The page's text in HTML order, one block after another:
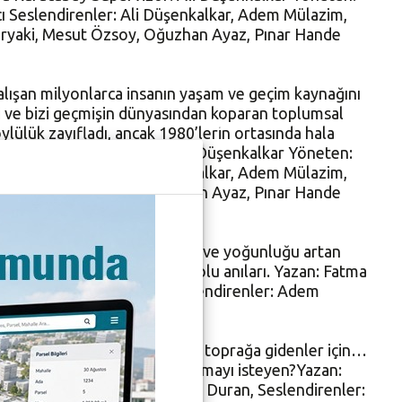
Seslendirenler: Ali Düşenkalkar, Adem Mülazim,
Mesut Özsoy, Oğuzhan Ayaz, Pınar Hande
milyonlarca insanın yaşam ve geçim kaynağını
bizi geçmişin dünyasından koparan toplumsal
zayıfladı, ancak 1980’lerin ortasında hala
Karacabey Süpervizör: Ali Düşenkalkar Yöneten:
Seslendirenler: Ali Düşenkalkar, Adem Mülazim,
Mesut Özsoy, Oğuzhan Ayaz, Pınar Hande
gittikçe sayısı ve yoğunluğu artan
anlattıkları sızı dolu anıları. Yazan: Fatma
Kurgu: Burak Duran Seslendirenler: Adem
uyusun, diye dilerler toprağa gidenler için…
tanığı olarak geri çıkarmayı isteyen?Yazan:
Tekkale Ses Kurgu: Burak Duran, Seslendirenler: